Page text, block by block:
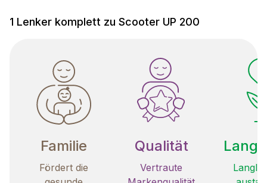
1 Lenker komplett zu Scooter UP 200
Familie
Fördert die
Qualität
Vertraute